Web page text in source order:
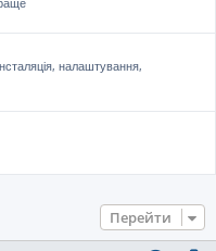
налаштування,
Перейти